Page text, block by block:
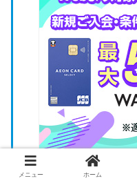
対象のイオンカード
メニュー ホーム